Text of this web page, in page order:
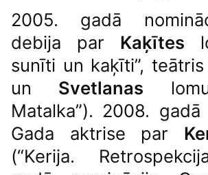
2005. gadā
debija par Kaķītes
sunīti un kaķīti”, teātris
un Svetlanas
Matalka”). 2008. gadā
Gada aktrise par
(“Kerija.